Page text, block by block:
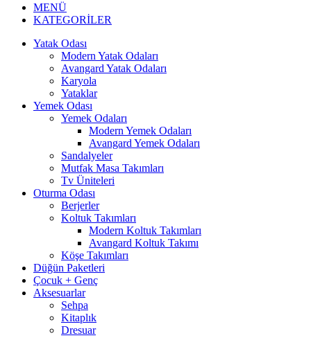
MENÜ
KATEGORİLER
Yatak Odası
Modern Yatak Odaları
Avangard Yatak Odaları
Karyola
Yataklar
Yemek Odası
Yemek Odaları
Modern Yemek Odaları
Avangard Yemek Odaları
Sandalyeler
Mutfak Masa Takımları
Tv Üniteleri
Oturma Odası
Berjerler
Koltuk Takımları
Modern Koltuk Takımları
Avangard Koltuk Takımı
Köşe Takımları
Düğün Paketleri
Çocuk + Genç
Aksesuarlar
Sehpa
Kitaplık
Dresuar